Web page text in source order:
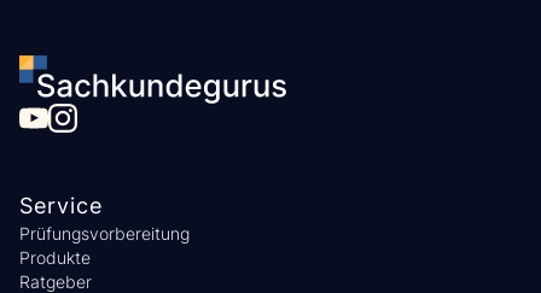
Service
Prüfungsvorbereitung
Produkte
Ratgeber